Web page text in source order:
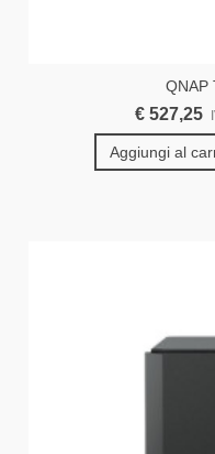
QNAP
€ 527,25
Aggiungi al